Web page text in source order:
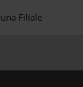
Filiale